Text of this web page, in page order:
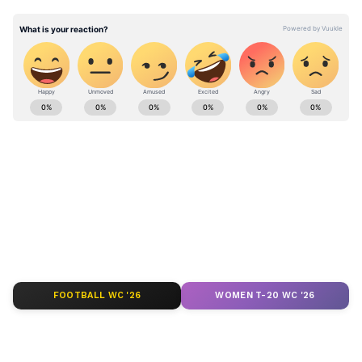
యూపీఎస్ సీ నోటిఫికేషన్ విడుదల, పూర్తి వివరాలివే...
ABOUT THE AUTHOR
FOOTBALL WC '26 WOMEN T-20 WC '26